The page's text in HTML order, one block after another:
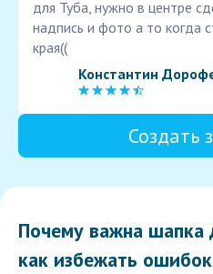
для Туба, нужно в центре
надпись и фото а то когда
края((
Константин
Создать
Почему важна шапка
как избежать ошибок